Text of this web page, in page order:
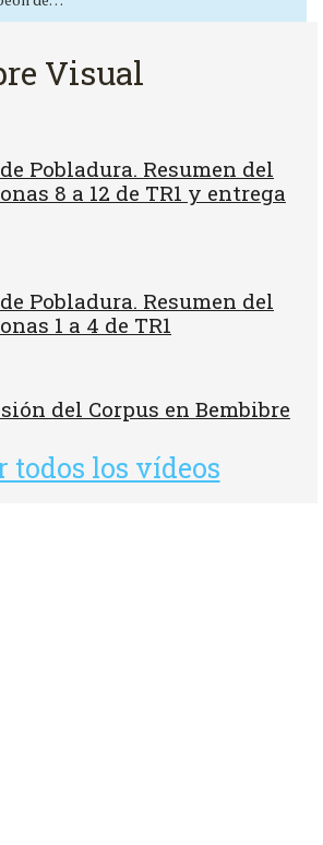
Pobladura. Resumen del
8 a 12 de TR1 y entrega
Pobladura. Resumen del
1 a 4 de TR1
del Corpus en Bembibre
todos los vídeos